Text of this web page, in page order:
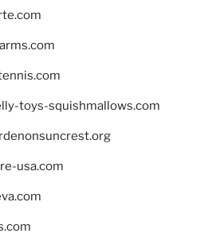
toys-squishmallows.com
usa.com